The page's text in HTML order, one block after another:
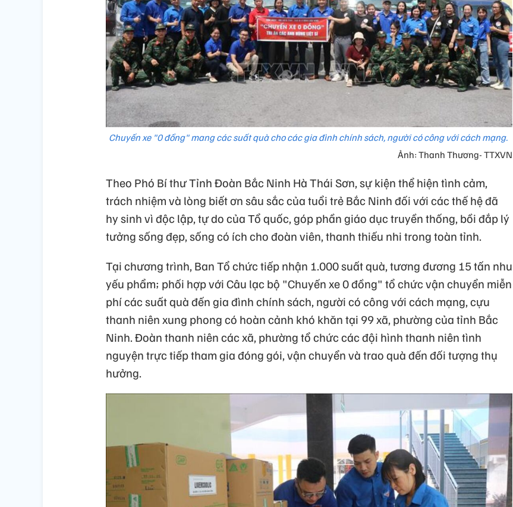
Chuyến xe "0 đồng" mang các suất quà cho các gia đình chính sách, người có công với cách mạng.
Ảnh: Thanh Thương- TTXVN
Theo Phó Bí thư Tỉnh Đoàn Bắc Ninh Hà Thái Sơn, sự kiện thể hiện tình cảm,
trách nhiệm và lòng biết ơn sâu sắc của tuổi trẻ Bắc Ninh đối với các thế hệ đã
hy sinh vì độc lập, tự do của Tổ quốc, góp phần giáo dục truyền thống, bồi đắp lý
tưởng sống đẹp, sống có ích cho đoàn viên, thanh thiếu nhi trong toàn tỉnh.
Tại chương trình, Ban Tổ chức tiếp nhận 1.000 suất quà, tương đương 15 tấn nhu
yếu phẩm; phối hợp với Câu lạc bộ "Chuyến xe 0 đồng" tổ chức vận chuyển miễn
phí các suất quà đến gia đình chính sách, người có công với cách mạng, cựu
thanh niên xung phong có hoàn cảnh khó khăn tại 99 xã, phường của tỉnh Bắc
Ninh. Đoàn thanh niên các xã, phường tổ chức các đội hình thanh niên tình
nguyện trực tiếp tham gia đóng gói, vận chuyển và trao quà đến đối tượng thụ
hưởng.